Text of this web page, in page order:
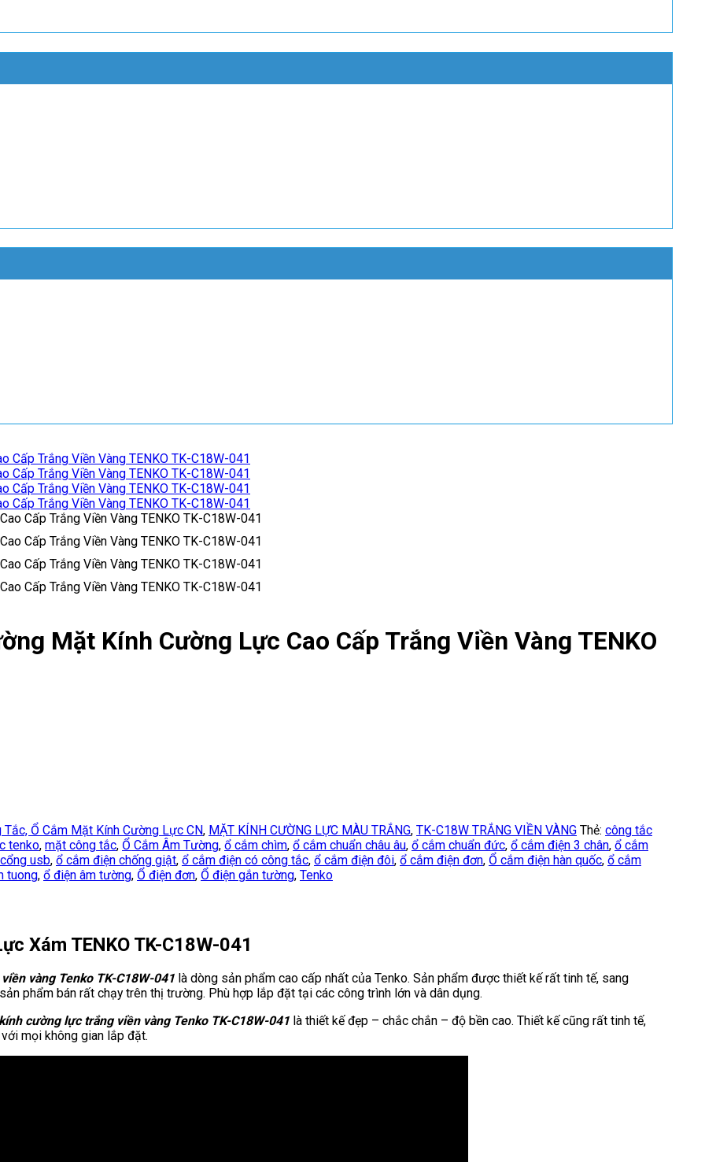
Mặt Kính Cường Lực Cao Cấp Trắng Viền Vàng TENKO
Tắc, Ổ Cắm Mặt Kính Cường Lực CN, MẶT KÍNH CƯỜNG LỰC MÀU TRẮNG, TK-C18W TRẮNG VIỀN VÀNG Thẻ: công tắc
tenko, mặt công tắc, Ổ Cắm Âm Tường, ổ cắm chìm, ổ cắm chuẩn châu âu, ổ cắm chuẩn đức, ổ cắm điện 3 chân, ổ cắm
usb, ổ cắm điện chống giật, ổ cắm điện có công tắc, ổ cắm điện đôi, ổ cắm điện đơn, Ổ cắm điện hàn quốc, ổ cắm
tuong, ổ điện âm tường, Ổ điện đơn, Ổ điện gắn tường, Tenko
Xám TENKO TK-C18W-041
vàng Tenko TK-C18W-041 là dòng sản phẩm cao cấp nhất của Tenko. Sản phẩm được thiết kế rất tinh tế, sang
phẩm bán rất chạy trên thị trường. Phù hợp lắp đặt tại các công trình lớn và dân dụng.
cường lực trắng viền vàng Tenko TK-C18W-041 là thiết kế đẹp – chắc chắn – độ bền cao. Thiết kế cũng rất tinh tế,
mọi không gian lắp đặt.